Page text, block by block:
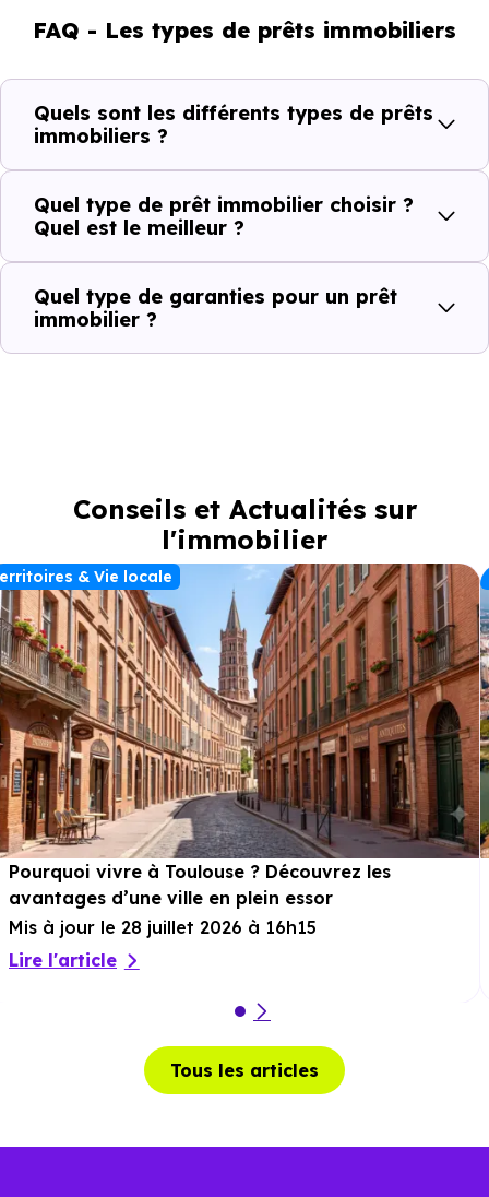
FAQ - Les types de prêts immobiliers
Quels sont les différents types de prêts
immobiliers ?
Quel type de prêt immobilier choisir ?
Quel est le meilleur ?
Quel type de garanties pour un prêt
immobilier ?
Conseils et Actualités sur
l'immobilier
& Vie locale
Pourquoi vivre à Toulouse ? Découvrez les
avantages d’une ville en plein essor
Mis à jour le 28 juillet 2026 à 16h15
Lire l'article
Tous les articles